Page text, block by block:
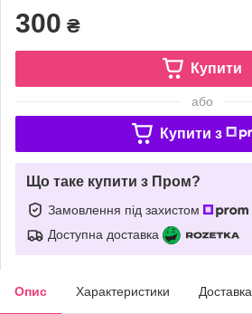
300 ₴
Купити
або
Купити з
Що таке купити з Пром?
Замовлення під захистом
Доступна доставка
Опис Характеристики Доставка